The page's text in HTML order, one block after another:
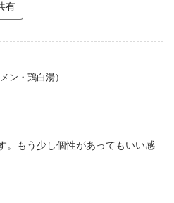
有
ン・鶏白湯）
。もう少し個性があってもいい感